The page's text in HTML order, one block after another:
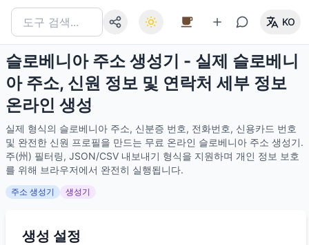
KO
슬로베니아 주소 생성기 - 실제 슬로베니
아 주소, 신원 정보 및 연락처 세부 정보
온라인 생성
실제 형식의 슬로베니아 주소, 신분증 번호, 전화번호, 신용카드 번호
및 완전한 신원 프로필을 만드는 무료 온라인 슬로베니아 주소 생성기.
주(州) 필터링, JSON/CSV 내보내기 형식을 지원하며 개인 정보 보호
를 위해 브라우저에서 완전히 실행됩니다.
주소 생성기 생성기
생성 설정